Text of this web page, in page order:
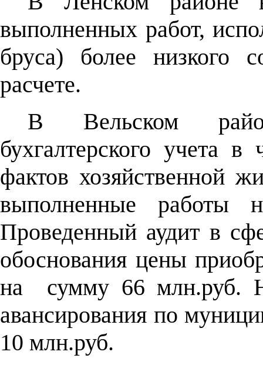
выполненных работ,
бруса) более низкого
расчете.
В Вельском
бухгалтерского учета в
фактов хозяйственной
выполненные работы
Проведенный аудит в
обоснования цены
на
сумму 66 млн.руб.
авансирования по
10 млн.руб.